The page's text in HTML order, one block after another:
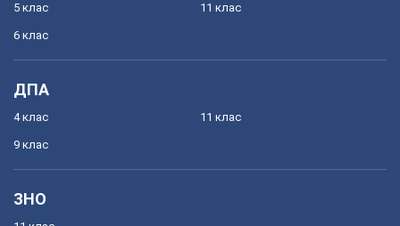
5 клас
6 клас
11 клас
ДПА
4 клас
9 клас
11 клас
ЗНО